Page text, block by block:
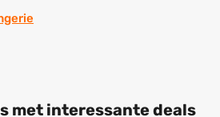
met interessante deals